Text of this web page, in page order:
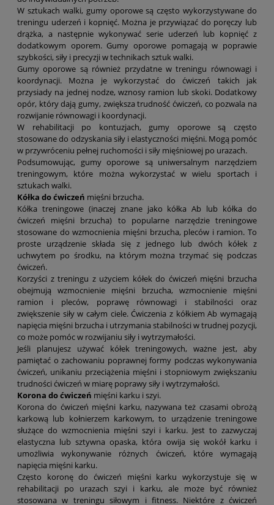
W sztukach walki, gumy oporowe są często wykorzystywane do
treningu uderzeń i kopnięć. Można je przywiązać do poręczy lub
drążka, a następnie wykonywać serie uderzeń lub kopnięć z
dodatkowym oporem. Gumy oporowe pomagają w poprawie
szybkości, siły i precyzji w technikach sztuk walki.
Gumy oporowe są również przydatne w treningu równowagi i
koordynacji. Można je wykorzystać do ćwiczeń takich jak
przysiady na jednej nodze, wznosy ramion lub skoki. Dodatkowy
opór, który dają gumy, zwiększa trudność ćwiczeń, co pozwala na
rozwijanie równowagi i koordynacji.
W rehabilitacji po kontuzjach, gumy oporowe są często
stosowane do odzyskania siły i elastyczności mięśni. Mogą pomóc
w przywróceniu pełnej ruchomości i siły mięśniowej po urazach.
Podsumowując, gumy oporowe są uniwersalnym narzędziem
treningowym, które można wykorzystać w wielu sportach i
sztukach walki.
Kółka do ćwiczeń mięśni brzucha.
Kółka treningowe (inaczej znane jako kółka Ab lub kółka do
ćwiczeń mięśni brzucha) to popularne narzędzie treningowe
stosowane do wzmocnienia mięśni brzucha, pleców i ramion. To
proste urządzenie składa się z jednego lub dwóch kółek z
uchwytem po środku, na którym można trzymać się podczas
ćwiczeń.
Korzyści z treningu z użyciem kółek do ćwiczeń mięśni brzucha
obejmują wzmocnienie mięśni brzucha, wzmocnienie mięśni
ramion i pleców, poprawę równowagi i stabilności oraz
zwiększenie siły w całym ciele. Ćwiczenia z kółkiem Ab wymagają
napięcia mięśni brzucha i utrzymania stabilności w trudnej pozycji,
co może pomóc w rozwijaniu siły i wytrzymałości.
Jeśli planujesz używać kółek treningowych, ważne jest, aby
pamiętać o zachowaniu poprawnej formy podczas wykonywania
ćwiczeń, unikaniu przeciążenia mięśni i stopniowym zwiększaniu
trudności ćwiczeń w miarę poprawy siły i wytrzymałości.
Korona do ćwiczeń mięśni karku i szyi.
Korona do ćwiczeń mięśni karku, nazywana też czasami obrożą
karkową lub kołnierzem karkowym, to urządzenie treningowe
służące do wzmocnienia mięśni szyi i karku. Jest to zazwyczaj
elastyczna lub sztywna opaska, która owija się wokół karku i
umożliwia wykonywanie różnych ćwiczeń, które wymagają
napięcia mięśni karku.
Często koronę do ćwiczeń mięśni karku wykorzystuje się w
rehabilitacji po urazach szyi i karku, ale może być również
stosowana w treningu siłowym i fitness. Niektóre z ćwiczeń